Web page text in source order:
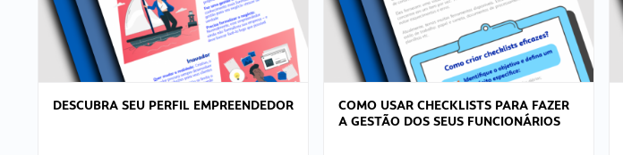
DESCUBRA SEU PERFIL EMPREENDEDOR
COMO USAR CHECKLISTS PARA FAZER
A GESTÃO DOS SEUS FUNCIONÁRIOS